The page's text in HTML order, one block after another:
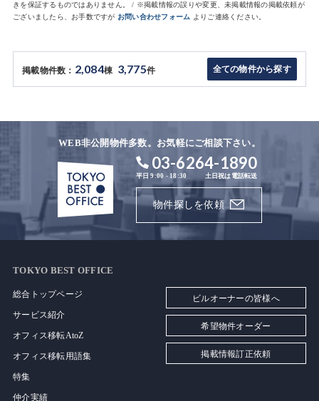
きを保証するものではありません。 / ※掲載情報の誤りや変更、未掲載情報の掲載依頼が
ございましたら、お手数ですが お問い合わせフォーム よりご連絡ください。
掲載物件数： 2,084棟 3,775件 全ての物件から探す
WEB非公開物件多数。お気軽にご相談下さい。
03-6264-1890
平日 9:00 - 18:30 土日祝は電話転送
物件探しを依頼
TOKYO BEST OFFICE
総合トップページ
サービス紹介
オフィス移転AtoZ
オフィス移転用語集
特集
仲介実績
ビルオーナーの皆様へ
希望物件オーダー
掲載情報訂正依頼